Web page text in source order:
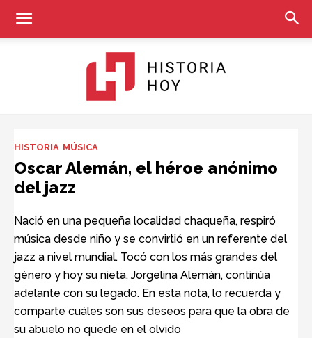
HISTORIA MÚSICA
Oscar Alemán, el héroe anónimo
del jazz
Nació en una pequeña localidad chaqueña, respiró
música desde niño y se convirtió en un referente del
jazz a nivel mundial. Tocó con los más grandes del
género y hoy su nieta, Jorgelina Alemán, continúa
adelante con su legado. En esta nota, lo recuerda y
comparte cuáles son sus deseos para que la obra de
su abuelo no quede en el olvido